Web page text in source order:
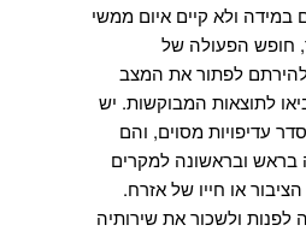
ולא קיים איום ממשי
חופש הפעולה של
להירתם לפתור את המצב
לתוצאות המבוקשות. יש
עדיפויות מסוים, והם
בראש ובראשונה למקרים
או חייו של אזרח.
לפנות ולשכור את שירותיה